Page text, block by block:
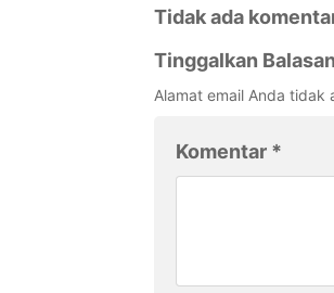
Tidak ada
Tinggalkan Balasan
Alamat email Anda tidak
Komentar *